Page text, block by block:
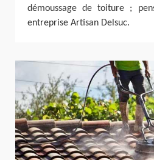
démoussage de toiture ;
entreprise Artisan Delsuc.